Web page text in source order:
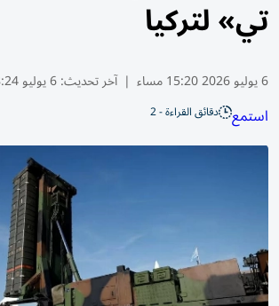
تي» لتركيا
6 يوليو 2026 15:20 مساء | آخر تحديث:6 يوليو 18:24 2026
استمع دقائق القراءة - 2